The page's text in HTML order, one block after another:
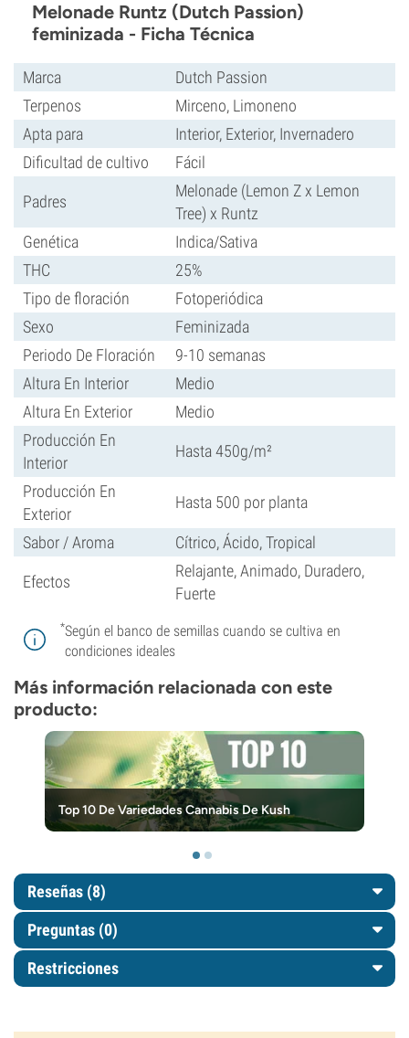
Melonade Runtz (Dutch Passion)
feminizada - Ficha Técnica
Marca
Dutch Passion
Terpenos
Mirceno, Limoneno
Apta para
Interior, Exterior, Invernadero
Dificultad de cultivo
Fácil
Padres
Melonade (Lemon Z x Lemon
Tree) x Runtz
Genética
Indica/Sativa
THC
25%
Tipo de floración
Fotoperiódica
Sexo
Feminizada
Periodo De Floración
9-10 semanas
Altura En Interior
Medio
Altura En Exterior
Medio
Producción En
Interior
Hasta 450g/m²
Producción En
Exterior
Hasta 500 por planta
Sabor / Aroma Cítrico, Ácido, Tropical
Efectos
Relajante, Animado, Duradero,
Fuerte
*Según el banco de semillas cuando se cultiva en
condiciones ideales
Más información relacionada con este
producto:
Top 10 De Variedades Cannabis De Kush
Reseñas (8)
Preguntas (0)
Restricciones